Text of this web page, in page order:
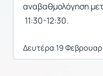
αναβαθμολόγηση
11:30-12:30.
Δευτέρα 19